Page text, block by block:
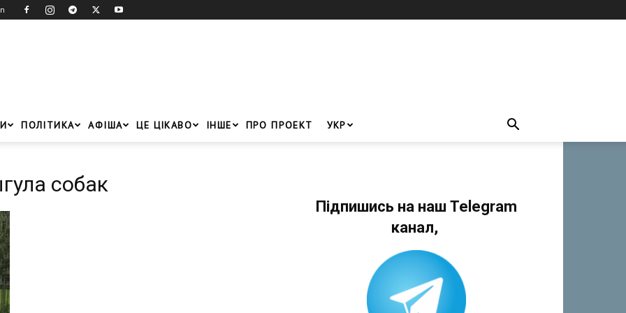
ПОЛІТИКА АФІША ЦЕ ЦІКАВО ІНШЕ ПРО ПРОЕКТ УКР
собак
Підпишись на наш Telegram
канал,